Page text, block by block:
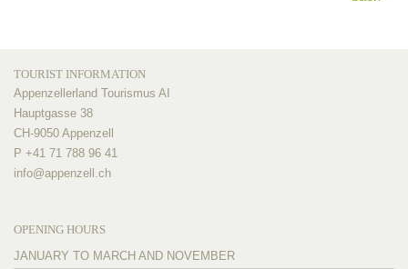
TOURIST INFORMATION
Appenzellerland Tourismus AI
Hauptgasse 38
CH-9050 Appenzell
P +41 71 788 96 41
info@appenzell.ch
OPENING HOURS
JANUARY TO MARCH AND NOVEMBER